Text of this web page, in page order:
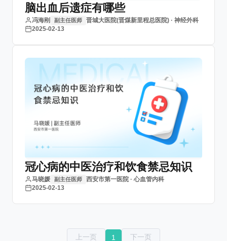
脑出血后遗症有哪些
冯海刚 副主任医师
晋城大医院(晋煤新里程总医院) · 神经外科
2025-02-13
冠心病的中医治疗和饮食禁忌知识
马晓媛 副主任医师
西安市第一医院 · 心血管内科
2025-02-13
上一页 1 下一页